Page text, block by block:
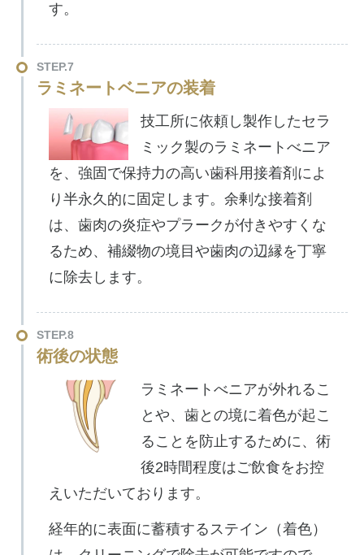
す。
STEP.7
ラミネートベニアの装着
技工所に依頼し製作したセラ
ミック製のラミネートべニア
を、強固で保持力の高い歯科用接着剤によ
り半永久的に固定します。余剰な接着剤
は、歯肉の炎症やプラークが付きやすくな
るため、補綴物の境目や歯肉の辺縁を丁寧
に除去します。
STEP.8
術後の状態
ラミネートべニアが外れるこ
とや、歯との境に着色が起こ
ることを防止するために、術
後2時間程度はご飲食をお控
えいただいております。
経年的に表面に蓄積するステイン（着色）